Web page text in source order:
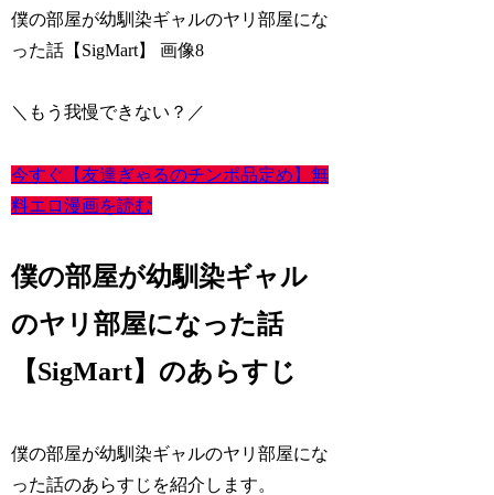
僕の部屋が幼馴染ギャルのヤリ部屋にな
った話【SigMart】
画像8
＼もう我慢できない？／
今すぐ【友達ぎゃるのチンポ品定め】無
料エロ漫画を読む
僕の部屋が幼馴染ギャル
のヤリ部屋になった話
【SigMart】のあらすじ
僕の部屋が幼馴染ギャルのヤリ部屋にな
った話のあらすじを紹介します。